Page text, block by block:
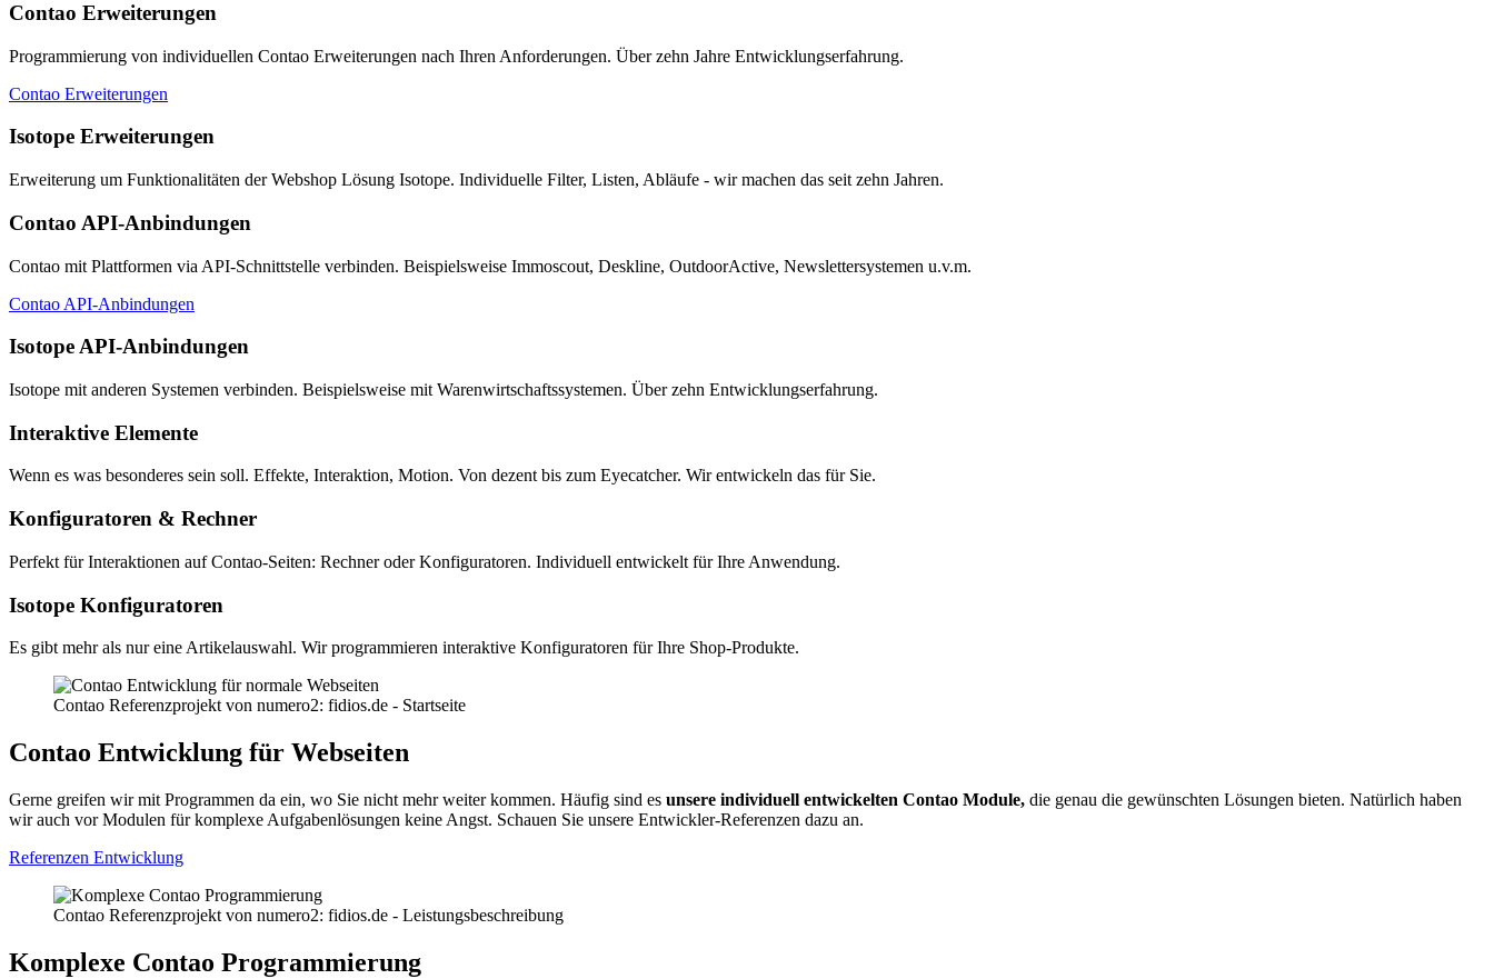
Contao Erweiterungen
Programmierung von individuellen Contao Erweiterungen nach Ihren Anforderungen. Über zehn Jahre Entwicklungserfahrung.
Contao Erweiterungen
Isotope Erweiterungen
Erweiterung um Funktionalitäten der Webshop Lösung Isotope. Individuelle Filter, Listen, Abläufe - wir machen das seit zehn Jahren.
Contao API-Anbindungen
Contao mit Plattformen via API-Schnittstelle verbinden. Beispielsweise Immoscout, Deskline, OutdoorActive, Newslettersystemen u.v.m.
Contao API-Anbindungen
Isotope API-Anbindungen
Isotope mit anderen Systemen verbinden. Beispielsweise mit Warenwirtschaftssystemen. Über zehn Entwicklungserfahrung.
Interaktive Elemente
Wenn es was besonderes sein soll. Effekte, Interaktion, Motion. Von dezent bis zum Eyecatcher. Wir entwickeln das für Sie.
Konfiguratoren & Rechner
Perfekt für Interaktionen auf Contao-Seiten: Rechner oder Konfiguratoren. Individuell entwickelt für Ihre Anwendung.
Isotope Konfiguratoren
Es gibt mehr als nur eine Artikelauswahl. Wir programmieren interaktive Konfiguratoren für Ihre Shop-Produkte.
Contao Referenzprojekt von numero2: fidios.de - Startseite
Contao Entwicklung für Webseiten
Gerne greifen wir mit Programmen da ein, wo Sie nicht mehr weiter kommen. Häufig sind es unsere individuell entwickelten Contao Module, die genau die gewünschten Lösungen bieten. Natürlich haben
wir auch vor Modulen für komplexe Aufgabenlösungen keine Angst. Schauen Sie unsere Entwickler-Referenzen dazu an.
Referenzen Entwicklung
Contao Referenzprojekt von numero2: fidios.de - Leistungsbeschreibung
Komplexe Contao Programmierung